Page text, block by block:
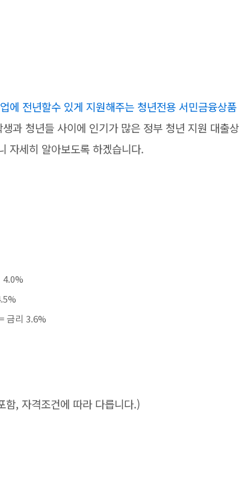
에 전년할수 있게 지원해주는 청년전용 서민금융상품
과 청년들 사이에 인기가 많은 정부 청년 지원 대출상
자세히 알아보도록 하겠습니다.
4.0%
금리 3.6%
, 자격조건에 따라 다릅니다.)